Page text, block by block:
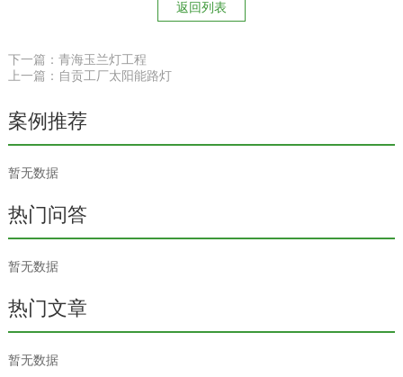
返回列表
下一篇：青海玉兰灯工程
上一篇：自贡工厂太阳能路灯
案例推荐
暂无数据
热门问答
暂无数据
热门文章
暂无数据